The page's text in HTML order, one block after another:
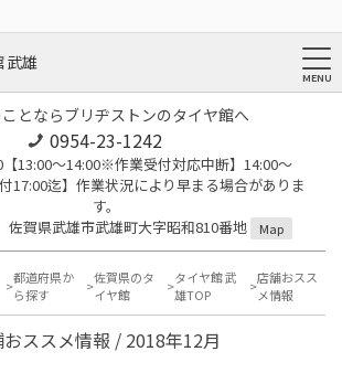
武雄
とならブリヂストンのタイヤ館へ
0954-23-1242
【13:00～14:00※作業受付対応中断】14:00～
17:00迄】作業状況により早まる場合がありま
す。
賀県武雄市武雄町大字昭和810番地
Map
都道府県か
ら探す
佐賀県のタ
イヤ館
タイヤ館 武
雄TOP
店舗おスス
メ情報
ススメ情報 / 2018年12月